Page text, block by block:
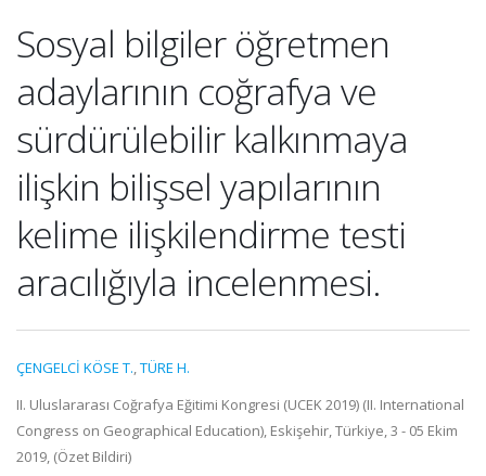
Sosyal bilgiler öğretmen
adaylarının coğrafya ve
sürdürülebilir kalkınmaya
ilişkin bilişsel yapılarının
kelime ilişkilendirme testi
aracılığıyla incelenmesi.
ÇENGELCİ KÖSE T.,TÜRE H.
II. Uluslararası Coğrafya Eğitimi Kongresi (UCEK 2019) (II. International
Congress on Geographical Education), Eskişehir, Türkiye, 3 - 05 Ekim
2019, (Özet Bildiri)